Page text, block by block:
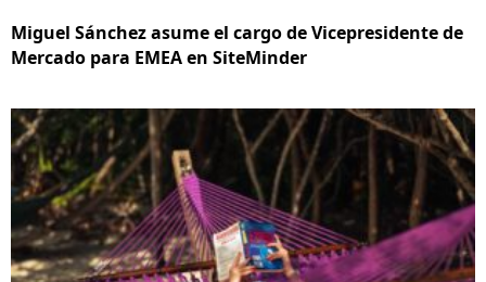
Miguel Sánchez asume el cargo de Vicepresidente de
Mercado para EMEA en SiteMinder